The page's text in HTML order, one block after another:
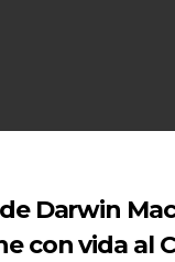
Darwin
con vida al